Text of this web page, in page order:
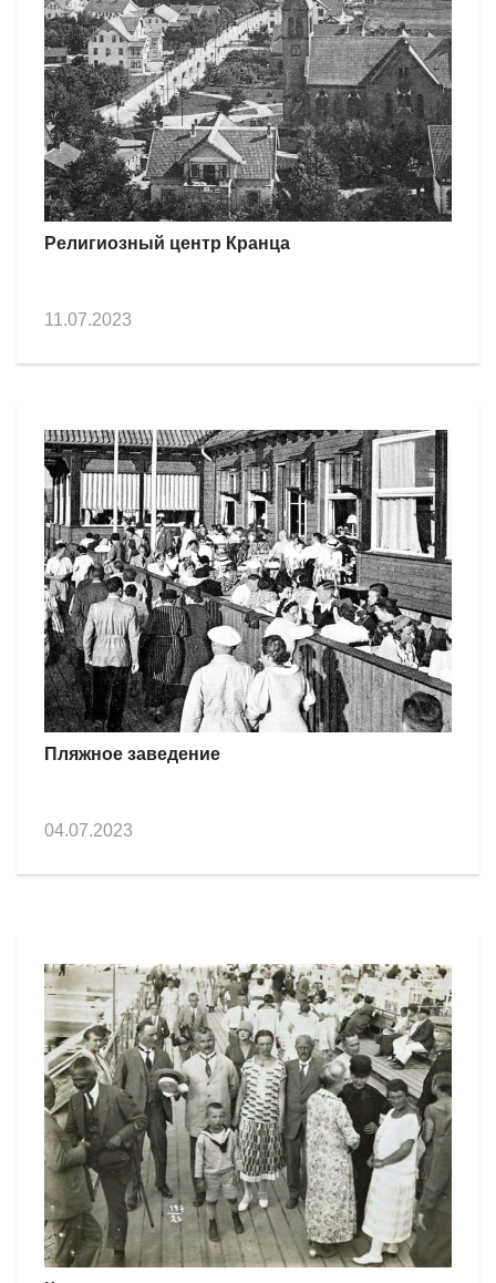
Религиозный центр Кранца
11.07.2023
Пляжное заведение
04.07.2023